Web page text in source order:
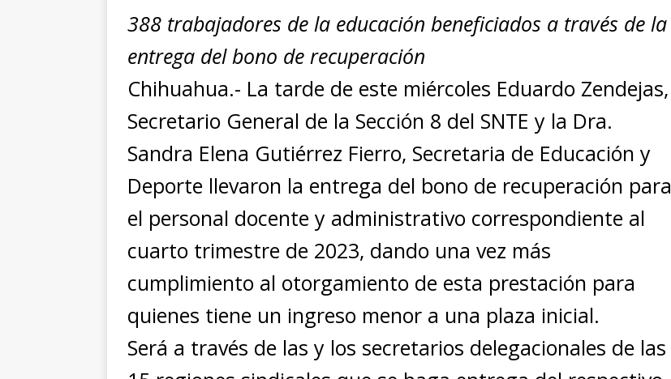
c
e
b
o
o
k
at
s
A
p
p
ss
e
n
g
e
r
ai
l
p
y
Li
n
k
m
p
ar
ti
r
388 trabajadores de la educación beneficiados a través de la
entrega del bono de recuperación
Chihuahua.- La tarde de este miércoles Eduardo Zendejas,
Secretario General de la Sección 8 del SNTE y la Dra.
Sandra Elena Gutiérrez Fierro, Secretaria de Educación y
Deporte llevaron la entrega del bono de recuperación para
el personal docente y administrativo correspondiente al
cuarto trimestre de 2023, dando una vez más
cumplimiento al otorgamiento de esta prestación para
quienes tiene un ingreso menor a una plaza inicial.
Será a través de las y los secretarios delegacionales de las